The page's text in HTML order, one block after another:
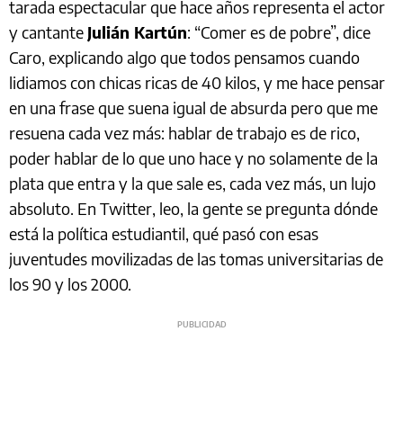
tarada espectacular que hace años representa el actor
y cantante Julián Kartún: “Comer es de pobre”, dice
Caro, explicando algo que todos pensamos cuando
lidiamos con chicas ricas de 40 kilos, y me hace pensar
en una frase que suena igual de absurda pero que me
resuena cada vez más: hablar de trabajo es de rico,
poder hablar de lo que uno hace y no solamente de la
plata que entra y la que sale es, cada vez más, un lujo
absoluto. En Twitter, leo, la gente se pregunta dónde
está la política estudiantil, qué pasó con esas
juventudes movilizadas de las tomas universitarias de
los 90 y los 2000.